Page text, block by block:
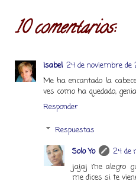
10 comentarios:
Isabel 24 de noviembre de
Me ha encantado la
ves como ha quedado,
Responder
Respuestas
Solo Yo
24 de
jajaj me alegro
me dices si te